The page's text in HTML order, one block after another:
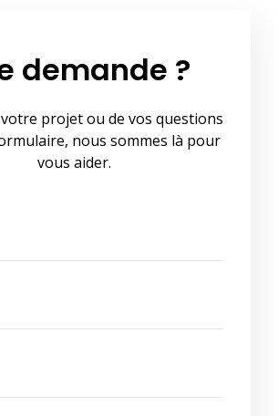
demande ?
projet ou de vos questions
nous sommes là pour
vous aider.